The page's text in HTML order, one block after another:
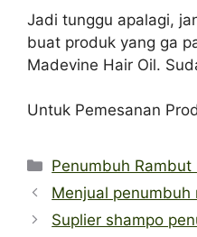
Jadi tunggu apalagi,
buat produk yang ga
Madevine Hair Oil.
Untuk Pemesanan
Categories
Penumbuh Rambut
Menjual
Suplier shampo